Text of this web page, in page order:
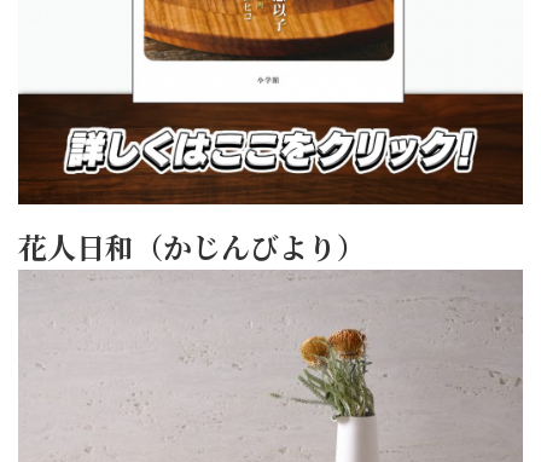
花人日和（かじんびより）